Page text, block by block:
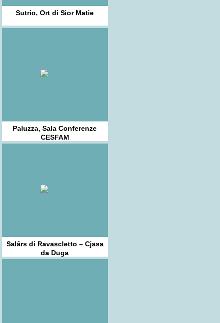
Sutrio, Ort di Sior Matie
Paluzza, Sala Conferenze
CESFAM
Salârs di Ravascletto – Cjasa
da Duga